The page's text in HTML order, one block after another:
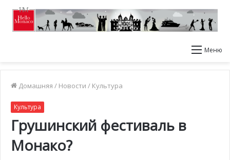
Меню
Домашняя / Новости / Культура
Культура
Грушинский фестиваль в
Монако?